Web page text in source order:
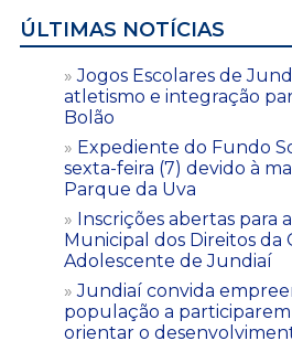
ÚLTIMAS NOTÍCIAS
Jogos Escolares de
atletismo e integração
Bolão
Expediente do Fundo
sexta-feira (7) devido à
Parque da Uva
Inscrições abertas para
Municipal dos Direitos da
Adolescente de Jundiaí
Jundiaí convida
população a
orientar o